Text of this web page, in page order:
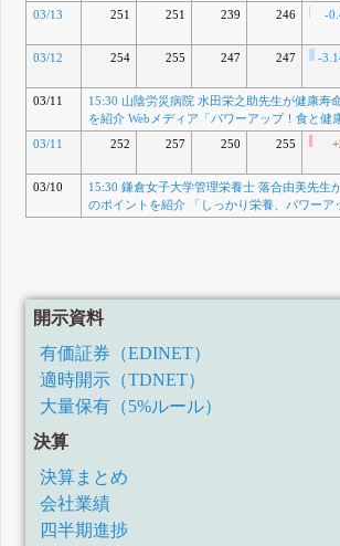
がフ
防す
介「
り栄
ワー
食」
4月
AD
8:50
券
知ら
03/13
251 251 239 246 -
03/12
254 255 247 247 -
03/11
15:30 山陰労災病院 水田栄之助先生が健康寿
を紹介 Webメディア「パワーアップ！食と健
03/11
252 257 250 255
03/10
15:30 鎌倉女子大学管理栄養士 落合由美先生
のポイントを紹介 「しっかり栄養、パワーア
開示資料
有価証券（EDINET）
適時開示（TDNET）
大量保有（5%ルール）
決算
決算まとめ
会社業績
四半期進捗